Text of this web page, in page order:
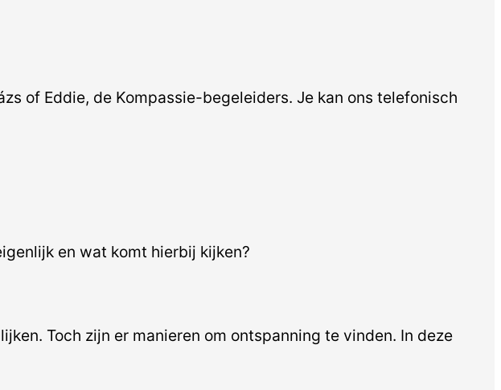
of Eddie, de Kompassie-begeleiders. Je kan ons telefonisch
en wat komt hierbij kijken?
Toch zijn er manieren om ontspanning te vinden. In deze